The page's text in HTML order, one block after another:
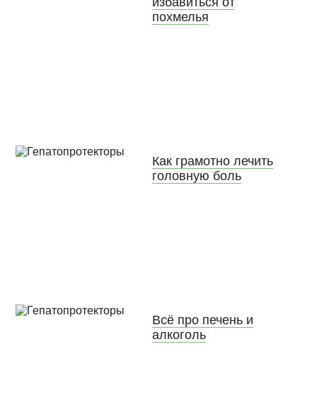
похмелья
Как грамотно лечить
головную боль
Всё про печень и
алкоголь